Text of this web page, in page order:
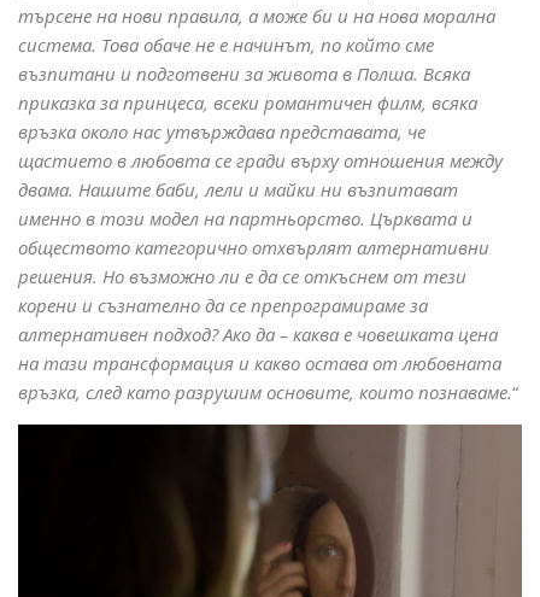
търсене на нови правила, а може би и на нова морална
система. Това обаче не е начинът, по който сме
възпитани и подготвени за живота в Полша. Всяка
приказка за принцеса, всеки романтичен филм, всяка
връзка около нас утвърждава представата, че
щастието в любовта се гради върху отношения между
двама. Нашите баби, лели и майки ни възпитават
именно в този модел на партньорство. Църквата и
обществото категорично отхвърлят алтернативни
решения. Но възможно ли е да се откъснем от тези
корени и съзнателно да се препрограмираме за
алтернативен подход? Ако да – каква е човешката цена
на тази трансформация и какво остава от любовната
връзка, след като разрушим основите, които познаваме.“